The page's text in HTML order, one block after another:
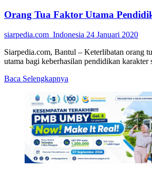
Orang Tua Faktor Utama
siarpedia.com_Indonesia 24 Januari 2020
Siarpedia.com, Bantul – Keterlibatan orang
utama bagi keberhasilan pendidikan karakter
Baca Selengkapnya
about
Orang
Tua
Faktor
Utama
Pendidikan
Karakter